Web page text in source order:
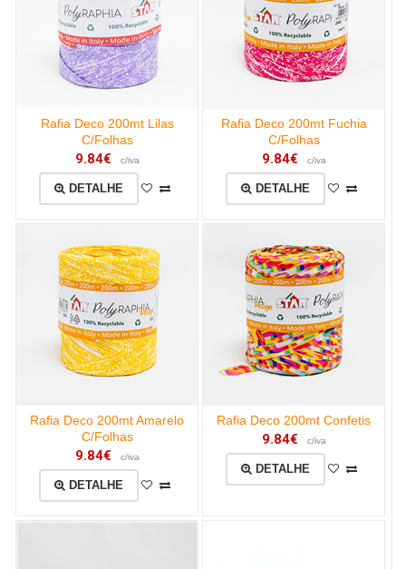
Rafia Deco 200mt Lilas
C/Folhas
9.84€ c/iva
DETALHE
Rafia Deco 200mt Fuchia
C/Folhas
9.84€ c/iva
DETALHE
Rafia Deco 200mt Amarelo
C/Folhas
9.84€ c/iva
DETALHE
Rafia Deco 200mt Confetis
9.84€ c/iva
DETALHE